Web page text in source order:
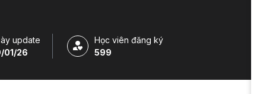
update
01/26
Học viên đăng ký
599